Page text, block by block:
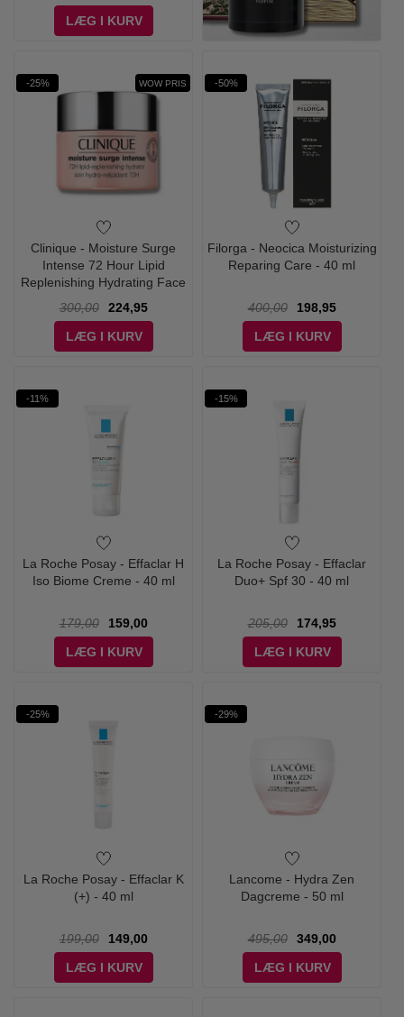
LÆG I KURV
-25% WOW PRIS
Clinique - Moisture Surge
Intense 72 Hour Lipid
Replenishing Hydrating Face
300,00
224,95
LÆG I KURV
-50%
Filorga - Neocica Moisturizing
Reparing Care - 40 ml
400,00
198,95
LÆG I KURV
-11%
La Roche Posay - Effaclar H
Iso Biome Creme - 40 ml
179,00
159,00
LÆG I KURV
-15%
La Roche Posay - Effaclar
Duo+ Spf 30 - 40 ml
205,00
174,95
LÆG I KURV
-25%
La Roche Posay - Effaclar K
(+) - 40 ml
199,00
149,00
LÆG I KURV
-29%
Lancome - Hydra Zen
Dagcreme - 50 ml
495,00
349,00
LÆG I KURV